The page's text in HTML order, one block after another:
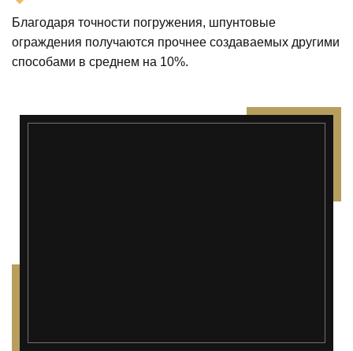
Благодаря точности погружения, шпунтовые
ограждения получаются прочнее создаваемых другими
способами в среднем на 10%.
");">